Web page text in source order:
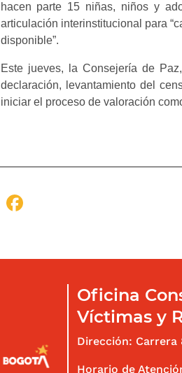
hacen parte 15 niñas, niños y
articulación interinstitucional para
disponible”.
Este jueves, la Consejería de
declaración, levantamiento del
iniciar el proceso de valoración
Oficina
Víctimas y
Dirección: Carrera
Horario de